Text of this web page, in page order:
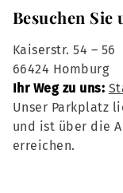
Besuchen Sie
Kaiserstr. 54 – 56
66424 Homburg
Ihr Weg zu uns:
Unser Parkplatz
und ist über die
erreichen.